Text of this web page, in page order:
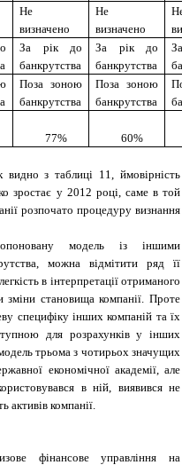
Не
визначено
Не
визначено
За рік до
банкрутства
За рік до
банкрутства
Поза зоною
банкрутства
Поза зоною
банкрутства
77% 60%
видно з таблиці 11
ймовірність
зростає у 2012 році, саме в той
розпочато процедуру визнання
модель із іншими
можна відмітити ряд її
в інтерпретації отриманого
зміни становища компанії. Проте
специфіку інших компаній та їх
для розрахунків у інших
трьома з чотирьох значущих
економічної академії, але
в ній, виявився не
активів компанії.
фінансове управління на